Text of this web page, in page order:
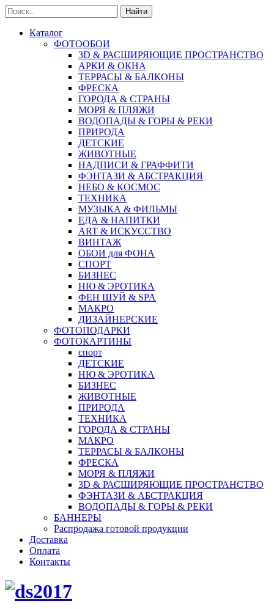
Найти
Каталог
ФОТООБОИ
3D & РАСШИРЯЮЩИЕ ПРОСТРАНСТВО
АРКИ & ОКНА
ТЕРРАСЫ & БАЛКОНЫ
ФРЕСКА
ГОРОДА & СТРАНЫ
МОРЯ & ПЛЯЖИ
ВОДОПАДЫ & ГОРЫ & РЕКИ
ПРИРОДА
ДЕТСКИЕ
ЖИВОТНЫЕ
НАДПИСИ & ГРАФФИТИ
ФЭНТАЗИ & АБСТРАКЦИЯ
НЕБО & КОСМОС
ТЕХНИКА
МУЗЫКА & ФИЛЬМЫ
ЕДА & НАПИТКИ
ART & ИСКУССТВО
ВИНТАЖ
ОБОИ для ФОНА
СПОРТ
БИЗНЕС
НЮ & ЭРОТИКА
ФЕН ШУЙ & SPA
МАКРО
ДИЗАЙНЕРСКИЕ
ФОТОПОДАРКИ
ФОТОКАРТИНЫ
спорт
ДЕТСКИЕ
НЮ & ЭРОТИКА
БИЗНЕС
ЖИВОТНЫЕ
ПРИРОДА
ТЕХНИКА
ГОРОДА & СТРАНЫ
МАКРО
ТЕРРАСЫ & БАЛКОНЫ
ФРЕСКА
МОРЯ & ПЛЯЖИ
3D & РАСШИРЯЮЩИЕ ПРОСТРАНСТВО
ФЭНТАЗИ & АБСТРАКЦИЯ
ВОДОПАДЫ & ГОРЫ & РЕКИ
БАННЕРЫ
Распродажа готовой продукции
Доставка
Оплата
Контакты